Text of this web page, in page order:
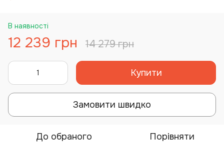
В наявності
12 239 грн 14 279 грн
Купити
Замовити швидко
До обраного Порівняти